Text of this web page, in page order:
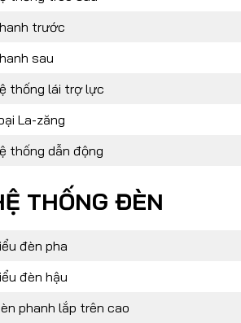
trước
sau
thống lái trợ lực
La-zăng
thống dẫn động
THỐNG ĐÈN
đèn pha
đèn hậu
phanh lắp trên cao